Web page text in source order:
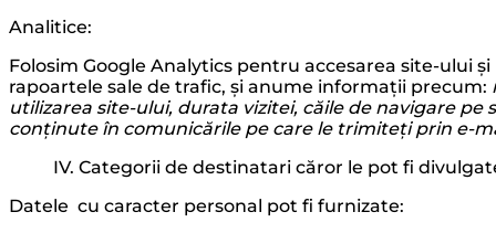
Analitice:
Folosim Google Analytics pentru accesarea site-ului
rapoartele sale de trafic, și anume informații precum:
utilizarea site-ului, durata vizitei, căile de navigare
conținute în comunicările pe care le trimiteți prin e-
IV. Categorii de destinatari căror le pot fi
Datele cu caracter personal pot fi furnizate: